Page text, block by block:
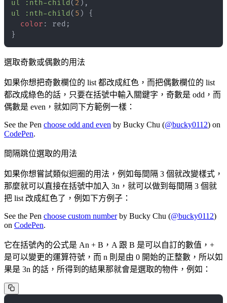
ul
:nth-child( 2 ) ,
ul
:nth-child( 5 )
{
color : red ;
}
選取奇數或偶數的用法
如果你想把奇數欄位的 list 都改成紅色，而把偶數欄位的 list
都改成綠色的話，只要在括號中輸入關鍵字，奇數是 odd，而
偶數是 even，就如同下方範例一樣：
See the Pen choose odd and even by Bucky Chu (@bucky0112) on
CodePen.
間隔跳位選取的用法
如果你想嘗試類似迴圈的用法，例如每間隔 3 個就改變樣式，
那麼就可以直接在括號中加入 3n，就可以做到每間隔 3 個就
把 list 改成紅色了，例如下方例子：
See the Pen choose custom numberby Bucky Chu (@bucky0112)
on CodePen.
它在括號內的公式是 An + B，A 跟 B 是可以自訂的數值，+
是可以變更的運算符號，而 n 則是由 0 開始的正整數，所以如
果是 3n 的話，所得到的結果那就會是選取的物件，例如：